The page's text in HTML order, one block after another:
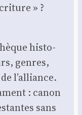
» ?
his­to­
genres,
l’alliance.
: canon
sans